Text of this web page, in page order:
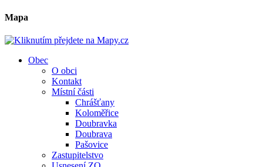
Mapa
Obec
O obci
Kontakt
Místní části
Chrášťany
Koloměřice
Doubravka
Doubrava
Pašovice
Zastupitelstvo